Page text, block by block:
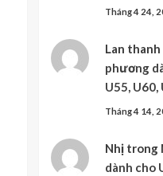
Tháng 4 24,
Lan thanh
phương
U55, U60,
Tháng 4 14,
Nhịtrong
dành cho